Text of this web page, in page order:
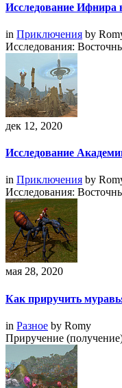
Исследование Ифнира
in Приключения by
Исследования:
дек 12, 2020
Исследование
in Приключения by
Исследования:
мая 28, 2020
Как приручить
in Разное by Romy
Приручение